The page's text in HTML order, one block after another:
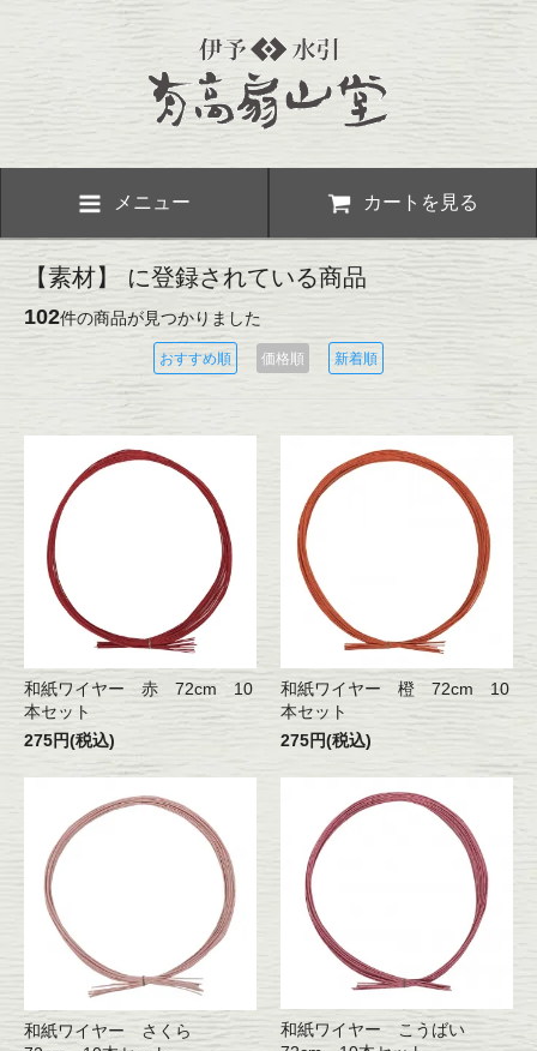
メニュー カートを見る
【素材】 に登録されている商品
102件の商品が見つかりました
おすすめ順 価格順 新着順
和紙ワイヤー 赤 72cm 10
本セット
275円(税込)
和紙ワイヤー 橙 72cm 10
本セット
275円(税込)
和紙ワイヤー さくら
和紙ワイヤー こうばい